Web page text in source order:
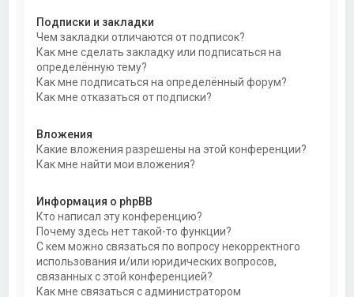
Подписки и закладки
Чем закладки отличаются от подписок?
Как мне сделать закладку или подписаться на
определённую тему?
Как мне подписаться на определённый форум?
Как мне отказаться от подписки?
Вложения
Какие вложения разрешены на этой конференции?
Как мне найти мои вложения?
Информация о phpBB
Кто написал эту конференцию?
Почему здесь нет такой-то функции?
С кем можно связаться по вопросу некорректного
использования и/или юридических вопросов,
связанных с этой конференцией?
Как мне связаться с администратором